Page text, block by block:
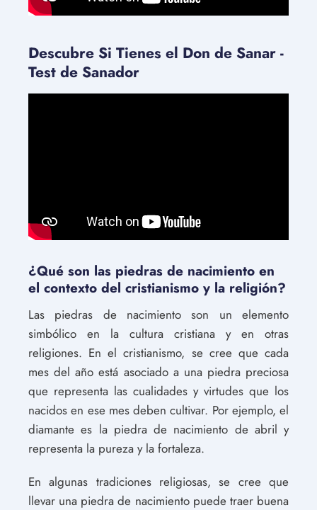
Descubre Si Tienes el Don de Sanar -
Test de Sanador
¿Qué son las piedras de nacimiento en
el contexto del cristianismo y la religión?
Las piedras de nacimiento son un elemento
simbólico en la cultura cristiana y en otras
religiones. En el cristianismo, se cree que cada
mes del año está asociado a una piedra preciosa
que representa las cualidades y virtudes que los
nacidos en ese mes deben cultivar. Por ejemplo, el
diamante es la piedra de nacimiento de abril y
representa la pureza y la fortaleza.
En algunas tradiciones religiosas, se cree que
llevar una piedra de nacimiento puede traer buena